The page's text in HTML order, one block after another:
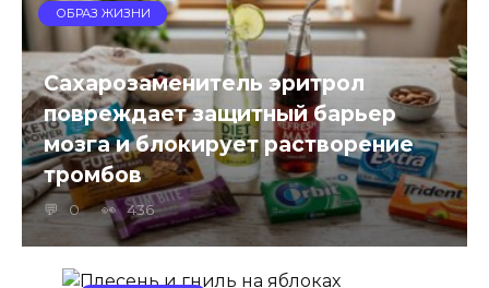
ОБРАЗ ЖИЗНИ
Сахарозаменитель эритрол
повреждает защитный барьер
мозга и блокирует растворение
тромбов
0 436